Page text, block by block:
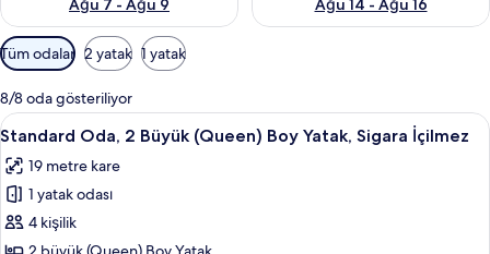
Ağu 7 - Ağu 9
Ağu 14 - Ağu 16
Odalar
için
mevcut
filtreler
Tüm odalar 2 yatak 1 yatak
8/8 oda gösteriliyor
Standard
Oda,
2
Büyük
(Queen)
Standard Oda, 2 Büyük (Queen) Boy
4
Standard Oda, 2 Büyük (Queen) Boy Yatak, Sigara İçilmez
19 metre kare
1 yatak odası
4 kişilik